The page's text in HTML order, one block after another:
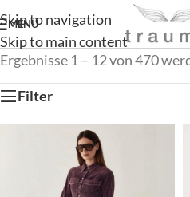
Skip to navigation
Skip to main content
MENÜ
Ergebnisse 1 – 12 von 470
Filter